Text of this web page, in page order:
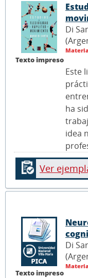
Texto impreso
Di
Este
ha
idea
Ver
Texto impreso
Di